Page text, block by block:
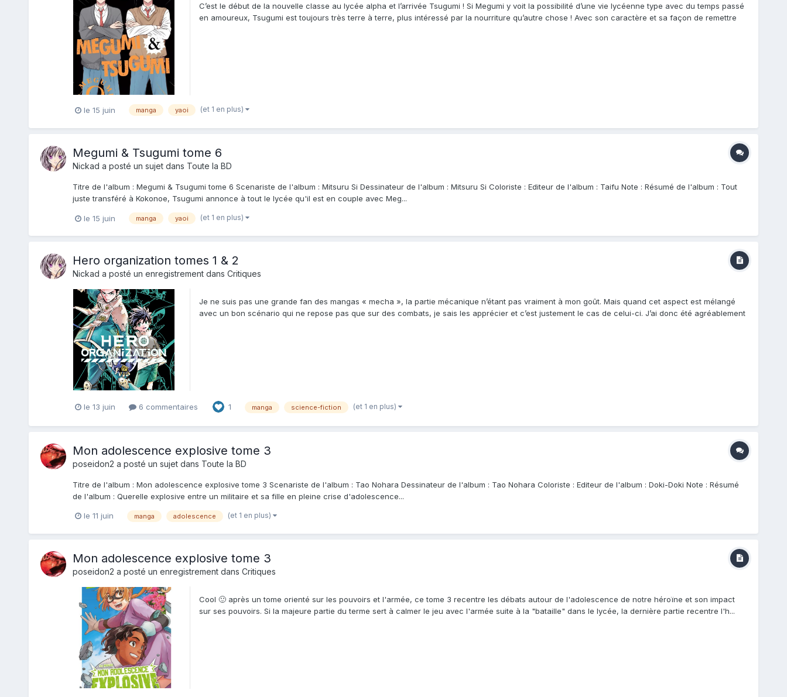
C’est le début de la nouvelle classe au lycée alpha et l’arrivée Tsugumi ! Si Megumi y voit la possibilité d’une vie lycéenne type avec du temps passé
en amoureux, Tsugumi est toujours très terre à terre, plus intéressé par la nourriture qu’autre chose ! Avec son caractère et sa façon de remettre
le 15 juin manga yaoi (et 1 en plus)
Megumi & Tsugumi tome 6
Nickad a posté un sujet dans Toute la BD
Titre de l'album : Megumi & Tsugumi tome 6 Scenariste de l'album : Mitsuru Si Dessinateur de l'album : Mitsuru Si Coloriste : Editeur de l'album : Taifu Note : Résumé de l'album : Tout
juste transféré à Kokonoe, Tsugumi annonce à tout le lycée qu'il est en couple avec Meg...
le 15 juin manga yaoi (et 1 en plus)
Hero organization tomes 1 & 2
Nickad a posté un enregistrement dans Critiques
Je ne suis pas une grande fan des mangas « mecha », la partie mécanique n’étant pas vraiment à mon goût. Mais quand cet aspect est mélangé
avec un bon scénario qui ne repose pas que sur des combats, je sais les apprécier et c’est justement le cas de celui-ci. J’ai donc été agréablement
le 13 juin 6 commentaires 1 manga science-fiction (et 1 en plus)
Mon adolescence explosive tome 3
poseidon2 a posté un sujet dans Toute la BD
Titre de l'album : Mon adolescence explosive tome 3 Scenariste de l'album : Tao Nohara Dessinateur de l'album : Tao Nohara Coloriste : Editeur de l'album : Doki-Doki Note : Résumé
de l'album : Querelle explosive entre un militaire et sa fille en pleine crise d'adolescence...
le 11 juin manga adolescence (et 1 en plus)
Mon adolescence explosive tome 3
poseidon2 a posté un enregistrement dans Critiques
Cool 🙂 après un tome orienté sur les pouvoirs et l'armée, ce tome 3 recentre les débats autour de l'adolescence de notre héroïne et son impact
sur ses pouvoirs. Si la majeure partie du terme sert à calmer le jeu avec l'armée suite à la "bataille" dans le lycée, la dernière partie recentre l'h...